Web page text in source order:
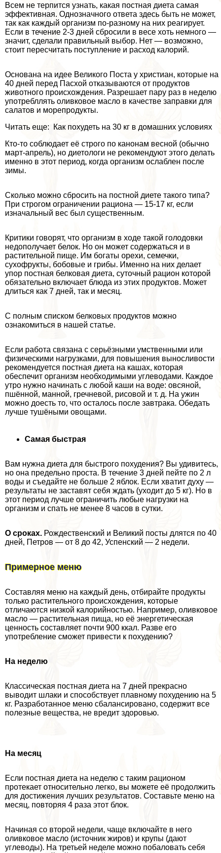
Всем не терпится узнать, какая постная диета самая
эффективная. Однозначного ответа здесь быть не может,
так как каждый организм по-разному на них реагирует.
Если в течение 2-3 дней сбросили в весе хоть немного —
значит, сделали правильный выбор. Нет — возможно,
стоит пересчитать поступление и расход калорий.
Основана на идее Великого Поста у христиан, которые на
40 дней перед Пасхой отказываются от продуктов
животного происхождения. Разрешает пару раз в неделю
употрeбллять оливковое масло в качестве заправки для
салатов и морепродукты.
Читать еще: Как похудеть на 30 кг в домашних условиях
Кто-то соблюдает её строго по канонам весной (обычно
март-апрель), но диетологи не рекомендуют этого делать
именно в этот период, когда организм ослаблен после
зимы.
Сколько можно сбросить на постной диете такого типа?
При строгом ограничении рациона — 15-17 кг, если
изначальный вес был существенным.
Критики говорят, что организм в ходе такой голодовки
недополучает белок. Но он может содержаться и в
растительной пище. Им богаты орехи, семечки,
сухофрукты, бобовые и грибы. Именно на них делает
упор постная белковая диета, суточный рацион которой
обязательно включает блюда из этих продуктов. Может
длиться как 7 дней, так и месяц.
С полным списком белковых продуктов можно
ознакомиться в нашей статье.
Если работа связана с серьёзными умственными или
физическими нагрузками, для повышения выносливости
рекомендуется постная диета на кашах, которая
обеспечит организм необходимыми углеводами. Каждое
утро нужно начинать с любой каши на воде: овсяной,
пшённой, манной, гречневой, рисовой и т. д. На ужин
можно доесть то, что осталось после завтpaка. Обедать
лучше тушёными овощами.
Самая быстрая
Вам нужна диета для быстрого похудения? Вы удивитесь,
но она предельно проста. В течение 3 дней пейте по 2 л
воды и съедайте не больше 2 яблок. Если хватит духу —
результаты не заставят себя ждать (уходит до 5 кг). Но в
этот период лучше ограничить любые нагрузки на
организм и спать не менее 8 часов в сутки.
О сроках. Рождественский и Великий посты длятся по 40
дней, Петров — от 8 до 42, Успенский — 2 недели.
Примерное меню
Составляя меню на каждый день, отбирайте продукты
только растительного происхождения, которые
отличаются низкой калорийностью. Например, оливковое
масло — растительная пища, но её энергетическая
ценность составляет почти 900 ккал. Разве его
употрeбление сможет привести к похудению?
На неделю
Классическая постная диета на 7 дней прекрасно
выводит шлаки и способствует плавному похудению на 5
кг. Разработанное меню сбалансировано, содержит все
полезные вещества, не вредит здоровью.
На месяц
Если постная диета на неделю с таким рационом
протекает относительно легко, вы можете её продолжить
для достижения лучших результатов. Составьте меню на
месяц, повторяя 4 раза этот блок.
Начиная со второй недели, чаще включайте в него
оливковое масло (источник жиров) и крупы (дают
углеводы). На третьей неделе можно побаловать себя